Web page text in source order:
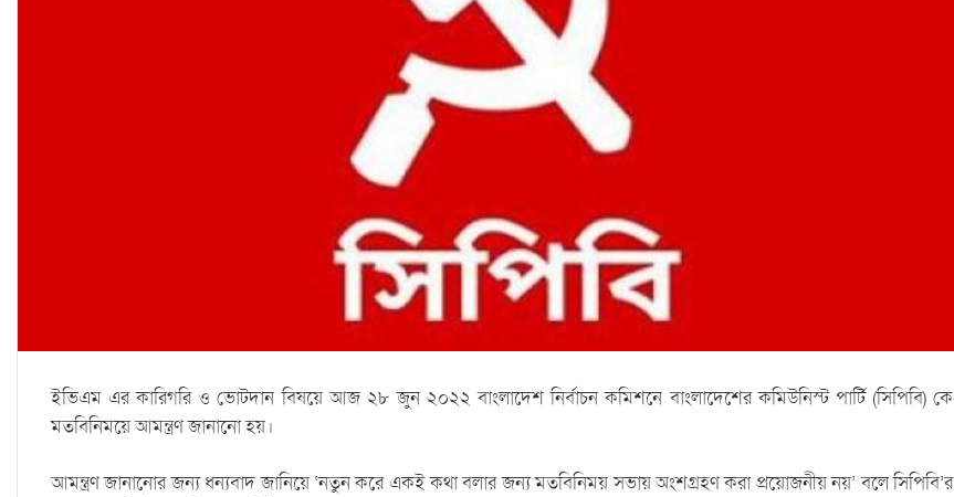
ইভিএম এর কারিগরি ও ভোটদান বিষয়ে আজ ২৮ জুন ২০২২ বাংলাদেশ নির্বাচন কমিশনে বাংলাদেশের কমিউনিস্ট পার্টি (সিপিবি) কে
মতবিনিময়ে আমন্ত্রণ জানানো হয়।
আমন্ত্রণ জানানোর জন্য ধন্যবাদ জানিয়ে ‘নতুন করে একই কথা বলার জন্য মতবিনিময় সভায় অংশগ্রহণ করা প্রয়োজনীয় নয়’ বলে সিপিবি’র